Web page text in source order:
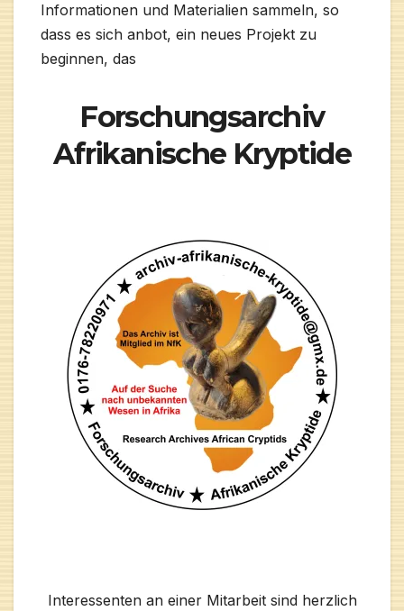
Informationen und Materialien sammeln, so
dass es sich anbot, ein neues Projekt zu
beginnen, das
Forschungsarchiv
Afrikanische Kryptide
Interessenten an einer Mitarbeit sind herzlich